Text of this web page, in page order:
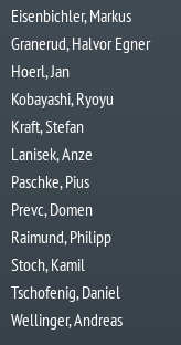
Eisenbichler, Markus
Granerud, Halvor Egner
Hoerl, Jan
Kobayashi, Ryoyu
Kraft, Stefan
Lanisek, Anze
Paschke, Pius
Prevc, Domen
Raimund, Philipp
Stoch, Kamil
Tschofenig, Daniel
Wellinger, Andreas